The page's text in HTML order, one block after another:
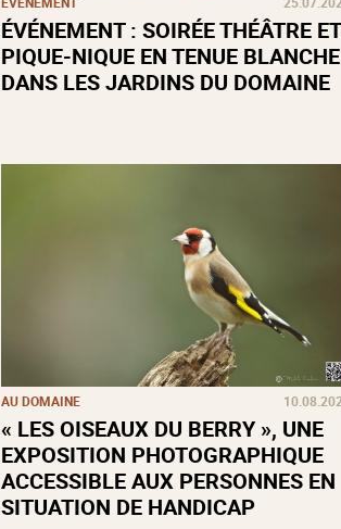
ÉVÉNEMENT : SOIRÉE THÉÂTRE ET
PIQUE-NIQUE EN TENUE BLANCHE
DANS LES JARDINS DU DOMAINE
AU DOMAINE
« LES OISEAUX DU BERRY », UNE
EXPOSITION PHOTOGRAPHIQUE
ACCESSIBLE AUX PERSONNES EN
SITUATION DE HANDICAP